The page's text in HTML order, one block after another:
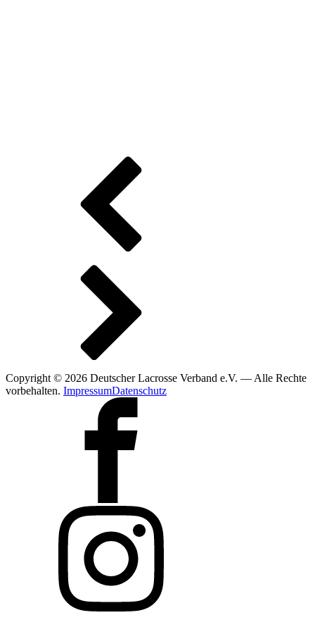
Copyright © 2026 Deutscher Lacrosse Verband e.V. — Alle Rechte
vorbehalten. ImpressumDatenschutz